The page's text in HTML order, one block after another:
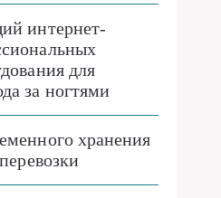
интернет-
для
за ногтями
хранения